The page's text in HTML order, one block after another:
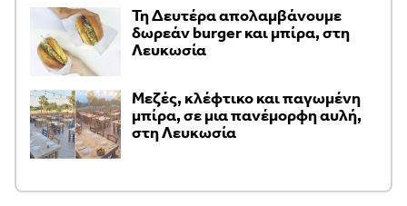
Τη Δευτέρα απολαμβάνουμε
δωρεάν burger και μπίρα, στη
Λευκωσία
Μεζές, κλέφτικο και παγωμένη
μπίρα, σε μια πανέμορφη αυλή,
στη Λευκωσία